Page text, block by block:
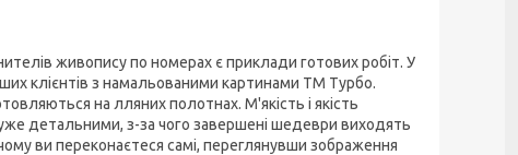
живопису по номерах є приклади готових робіт. У
клієнтів з намальованими картинами ТМ Турбо.
на лляних полотнах. М'якість і якість
детальними, з-за чого завершені шедеври виходять
ви переконаєтеся самі, переглянувши зображення